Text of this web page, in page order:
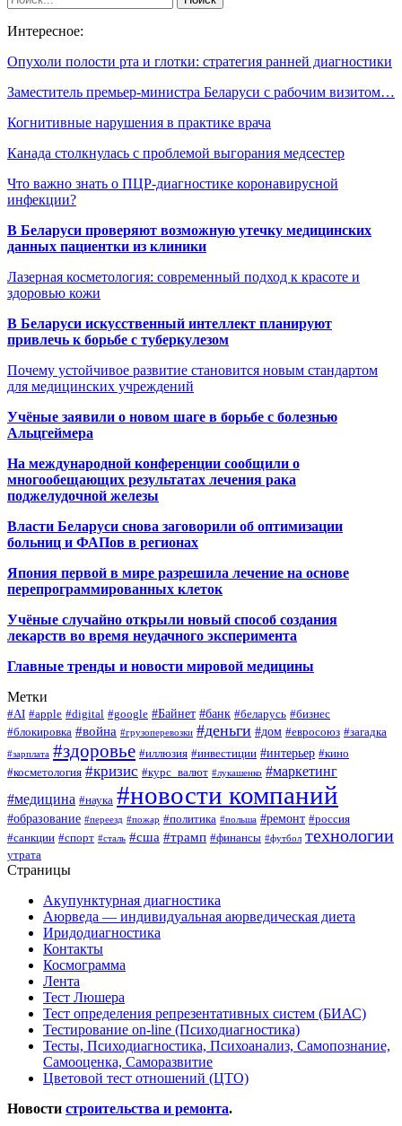
Интересное:
Опухоли полости рта и глотки: стратегия ранней диагностики
Заместитель премьер-министра Беларуси с рабочим визитом…
Когнитивные нарушения в практике врача
Канада столкнулась с проблемой выгорания медсестер
Что важно знать о ПЦР-диагностике коронавирусной
инфекции?
В Беларуси проверяют возможную утечку медицинских
данных пациентки из клиники
Лазерная косметология: современный подход к красоте и
здоровью кожи
В Беларуси искусственный интеллект планируют
привлечь к борьбе с туберкулезом
Почему устойчивое развитие становится новым стандартом
для медицинских учреждений
Учёные заявили о новом шаге в борьбе с болезнью
Альцгеймера
На международной конференции сообщили о
многообещающих результатах лечения рака
поджелудочной железы
Власти Беларуси снова заговорили об оптимизации
больниц и ФАПов в регионах
Япония первой в мире разрешила лечение на основе
перепрограммированных клеток
Учёные случайно открыли новый способ создания
лекарств во время неудачного эксперимента
Главные тренды и новости мировой медицины
Метки
#AI #apple #digital #google #Байнет #банк #беларусь #бизнес
#блокировка #война #грузоперевозки #деньги #дом #евросоюз #загадка
#зарплата #здоровье #иллюзия #инвестиции #интерьер #кино
#косметология #кризис #курс_валют #лукашенко #маркетинг
#медицина #наука #новости компаний
#образование #переезд #пожар #политика #польша #ремонт #россия
#санкции #спорт #сталь #сша #трамп #финансы #футбол технологии
утрата
Страницы
Акупунктурная диагностика
Аюрведа — индивидуальная аюрведическая диета
Иридодиагностика
Контакты
Космограмма
Лента
Тест Люшера
Тест определения репрезентативных систем (БИАС)
Тестирование on-line (Психодиагностика)
Тесты, Психодиагностика, Психоанализ, Самопознание,
Самооценка, Саморазвитие
Цветовой тест отношений (ЦТО)
Новости строительства и ремонта.